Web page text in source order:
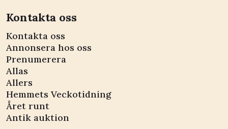
Kontakta oss
Kontakta oss
Annonsera hos oss
Prenumerera
Allas
Allers
Hemmets Veckotidning
Året runt
Antik auktion